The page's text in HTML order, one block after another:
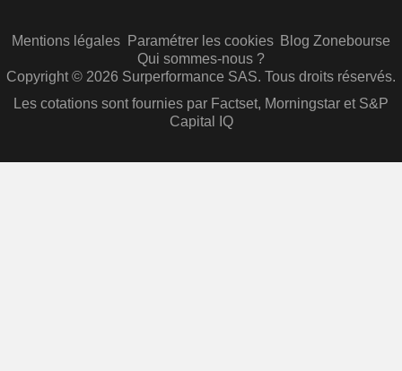
Mentions légales Paramétrer les cookies Blog Zonebourse
Qui sommes-nous ?
Copyright © 2026 Surperformance SAS. Tous droits réservés.
Les cotations sont fournies par Factset, Morningstar et S&P
Capital IQ